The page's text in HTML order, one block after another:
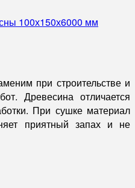
100х150х6000 мм
при строительстве и
Древесина отличается
При сушке материал
приятный запах и не